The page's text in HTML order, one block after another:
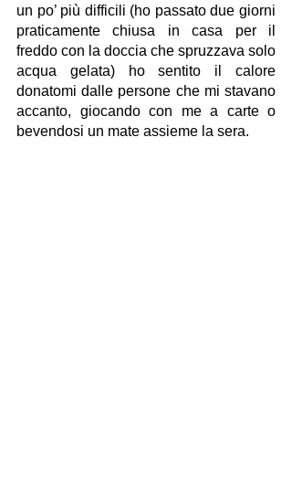
un po’ più difficili (ho passato due giorni
praticamente chiusa in casa per il
freddo con la doccia che spruzzava solo
acqua gelata) ho sentito il calore
donatomi dalle persone che mi stavano
accanto, giocando con me a carte o
bevendosi un mate assieme la sera.